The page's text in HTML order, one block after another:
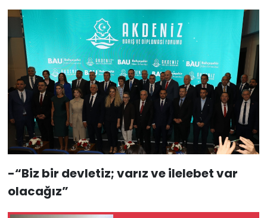
-“Biz bir devletiz; varız ve ilelebet var
olacağız”